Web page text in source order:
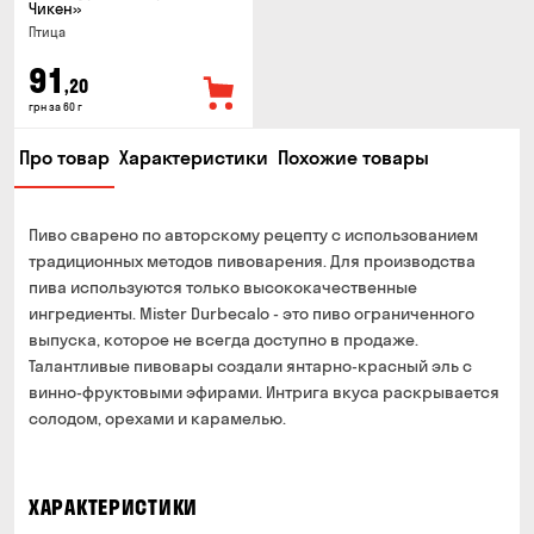
Чикен»
Птица
91 ,20
грн за 60 г
Про товар Характеристики Похожие товары
Пиво сварено по авторскому рецепту с использованием
традиционных методов пивоварения. Для производства
пива используются только высококачественные
ингредиенты. Mister Durbecalo - это пиво ограниченного
выпуска, которое не всегда доступно в продаже.
Талантливые пивовары создали янтарно-красный эль с
винно-фруктовыми эфирами. Интрига вкуса раскрывается
солодом, орехами и карамелью.
ХАРАКТЕРИСТИКИ